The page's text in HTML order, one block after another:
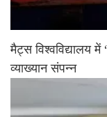
मैट्स विश्वविद्यालय
व्याख्यान संपन्न